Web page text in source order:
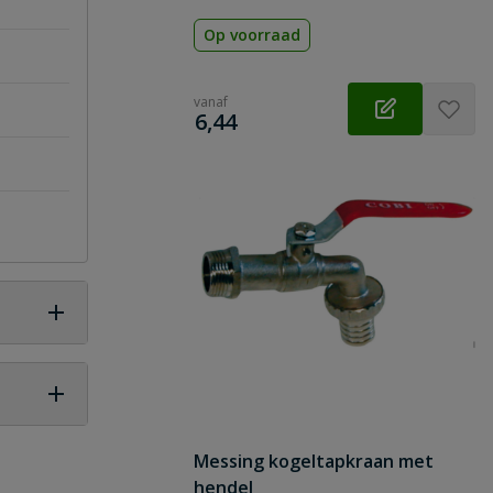
Op voorraad
vanaf
€
6,44
Messing kogeltapkraan met
hendel